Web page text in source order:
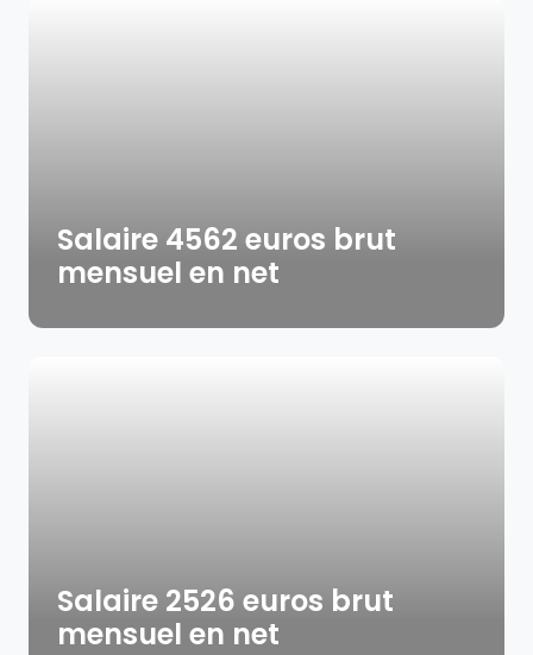
Salaire 4562 euros brut
mensuel en net
Salaire 2526 euros brut
mensuel en net